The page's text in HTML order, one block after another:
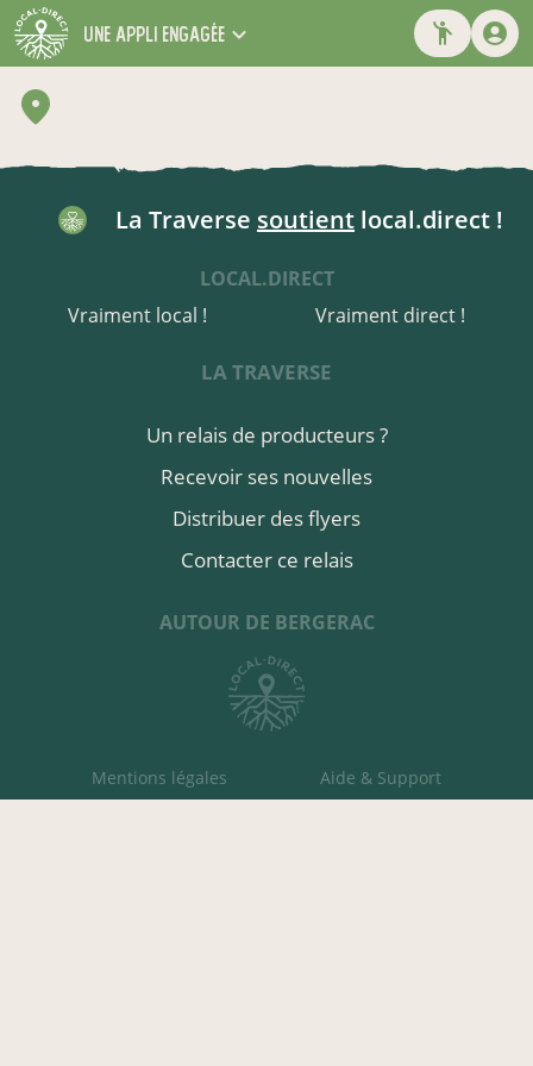
une appli engagée
La Traverse soutient local.direct !
LOCAL.DIRECT
Vraiment local !
Vraiment direct !
LA TRAVERSE
Un relais de producteurs ?
Recevoir ses nouvelles
Distribuer des flyers
Contacter ce relais
AUTOUR DE BERGERAC
Mentions légales Aide & Support